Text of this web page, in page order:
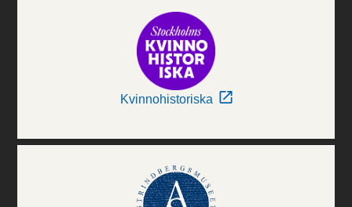
Kvinnohistoriska